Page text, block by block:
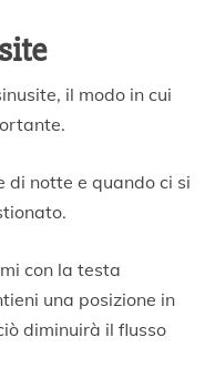
il modo in cui
di notte e quando ci si
con la testa
una posizione in
diminuirà il flusso